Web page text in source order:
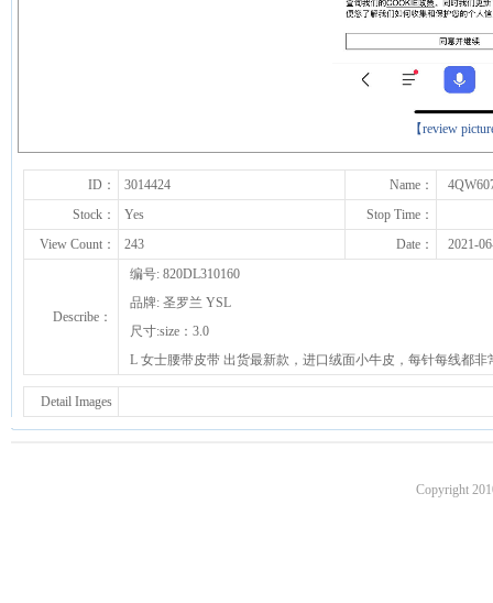
【review
下一张
ID： 3014424 Name：
Stock：
Yes
Stop Time：
View Count：
243 Date： 2021-
Describe：
编号: 820DL310160
品牌: 圣罗兰 YSL
尺寸:size：3.0
L 女士腰带皮带 出货最新款，进口绒面小牛皮，每针每线都
Detail Images
Copyright